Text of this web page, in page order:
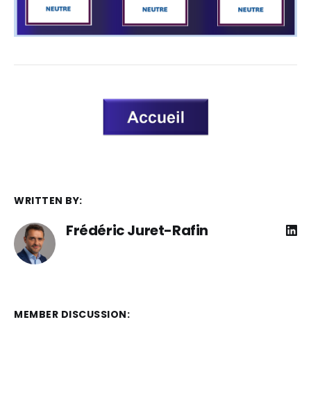
WRITTEN BY:
Frédéric Juret-Rafin
MEMBER DISCUSSION: